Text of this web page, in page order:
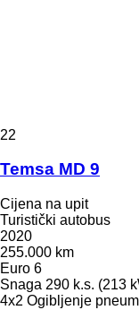
22
Temsa MD 9
Cijena na upit
Turistički autobus
2020
255.000 km
Euro 6
Snaga 290 k.s. (213
4x2 Ogibljenje